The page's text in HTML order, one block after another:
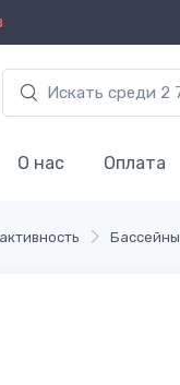
О нас Оплата
Бассейны